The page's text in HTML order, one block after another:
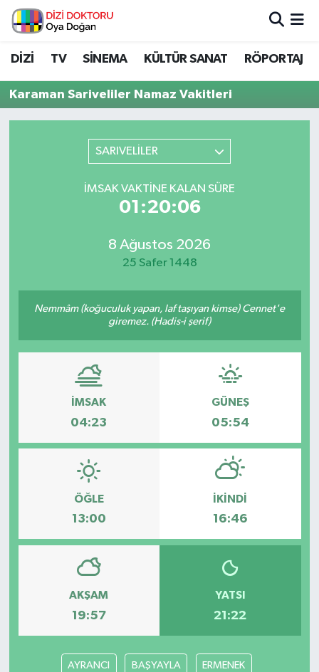
DİZİ TV SİNEMA KÜLTÜR SANAT RÖPORTAJ
Karaman Sariveliler Namaz Vakitleri
SARIVELİLER
İMSAK VAKTINE KALAN SÜRE
01:20:06
8 Ağustos 2026
25 Safer 1448
Nemmâm (koğuculuk yapan, laf taşıyan kimse) Cennet'e
giremez. (Hadis-i şerif)
İMSAK
04:23
GÜNEŞ
05:54
ÖĞLE
13:00
İKINDI
16:46
AKŞAM
19:57
YATSI
21:22
AYRANCI BAŞYAYLA ERMENEK
İstanbul Nöbetçi Eczaneler
İstanbul Hava Durumu
İstanbul Trafik Yoğunluk Haritası
Süper Lig Puan Durumu ve Fikstür
Haber Arşivi